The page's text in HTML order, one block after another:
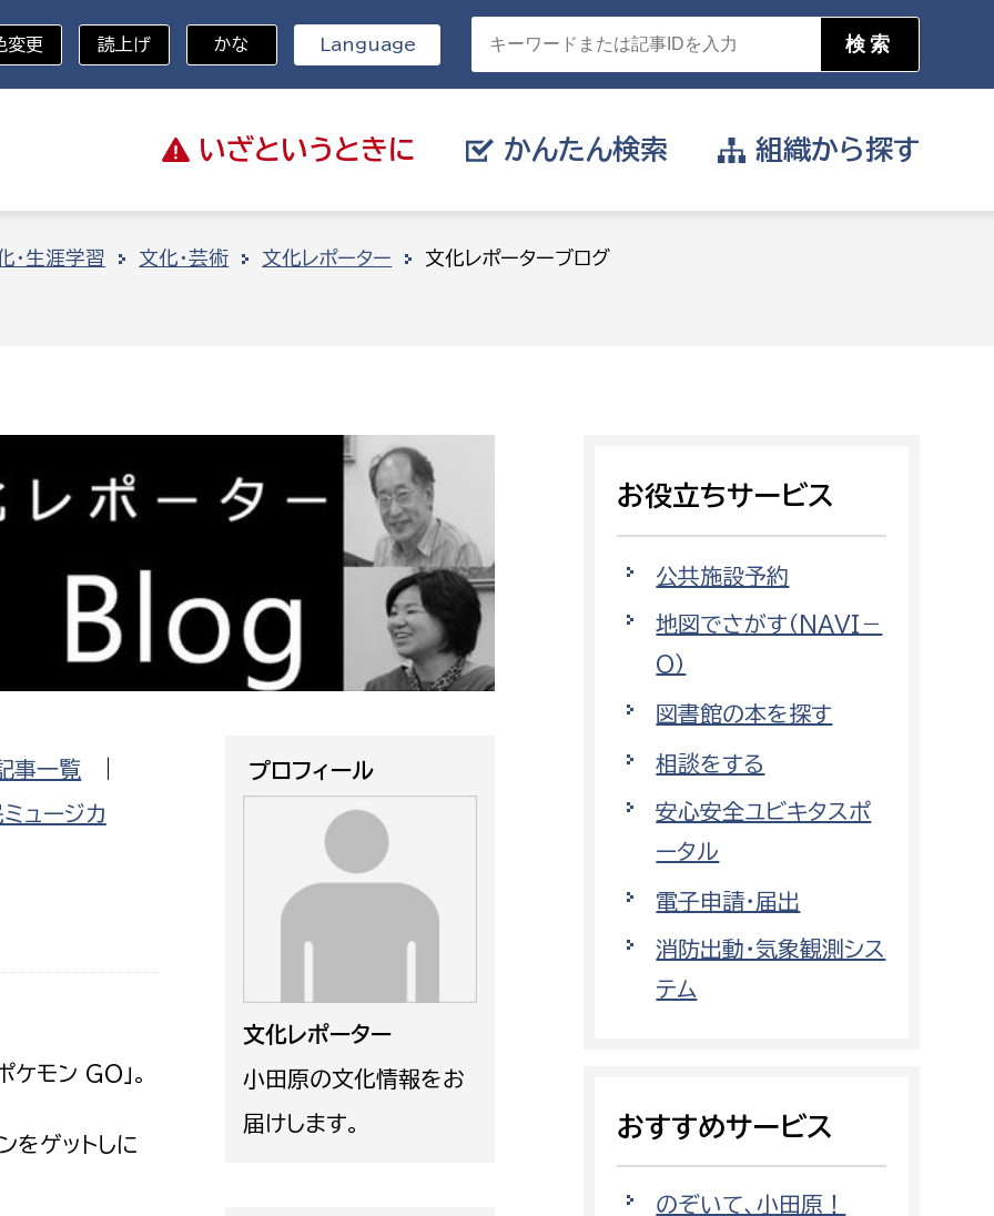
いざと いうときに かんたん検索
分野を選択
防災・安全
福祉・健康
環境・エネルギー
都市基盤
行政経営
目的を選択
支払いをしたい
遊びたい
小田原のことを知りたい
イベント・講座などに参加したい
まちづくりに関わりたい
組織から探す
進課
財産管理課
契約検査課
市税総務課
市民税課
資産税課
文化部
文化財課
図書館
スポーツ課
小田原城総合管理事務所
環境部
環境政策課
ゼロカーボン推進課
環境事業センター
農政課
水産海浜課
都市部
建築指導課
開発審査課
変更 読上げ かな Language
・生涯学習 文化・芸術 文化レポーター 文化レポーターブログ
事一覧
ュージカ
モン GO」。
をゲットしに
プロフィール
文化レポーター
小田原の文化情報をお
届けします。
お役立ちサービス
公共施設予約
地図でさがす（NAVI－
O）
図書館の本を探す
相談をする
安心安全ユビキタスポ
ータル
電子申請・届出
消防出動・気象観測シス
テム
おすすめサービス
のぞいて、小田原！